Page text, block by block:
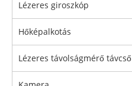
Lézeres giroszkóp
Hőképalkotás
Lézeres távolságmérő távcső